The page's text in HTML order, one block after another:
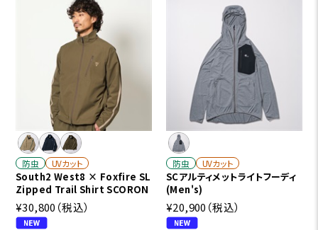
防虫 UVカット
South2 West8 × Foxfire SL
Zipped Trail Shirt SCORON
¥30,800 （税込）
防虫 UVカット
SCアルティメットライトフーディ
(Men's)
¥20,900 （税込）